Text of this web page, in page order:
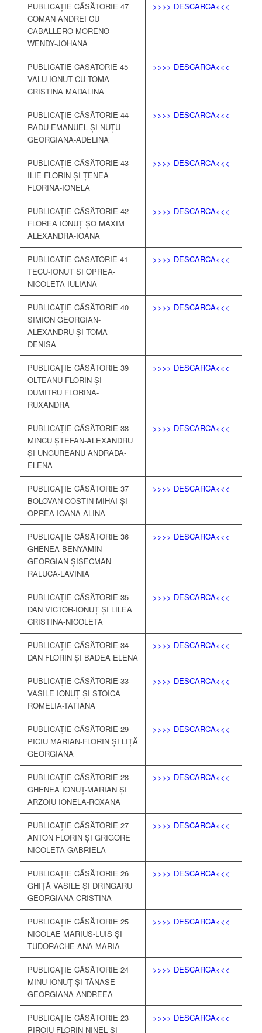
PUBLICAȚIE CĂSĂTORIE 47
COMAN ANDREI CU
CABALLERO-MORENO
WENDY-JOHANA
>>>> DESCARCA<<<
PUBLICATIE CASATORIE 45
VALU IONUT CU TOMA
CRISTINA MADALINA
>>>> DESCARCA<<<
PUBLICAȚIE CĂSĂTORIE 44
RADU EMANUEL ȘI NUȚU
GEORGIANA-ADELINA
>>>> DESCARCA<<<
PUBLICAȚIE CĂSĂTORIE 43
ILIE FLORIN ȘI ȚENEA
FLORINA-IONELA
>>>> DESCARCA<<<
PUBLICAȚIE CĂSĂTORIE 42
FLOREA IONUȚ ȘO MAXIM
ALEXANDRA-IOANA
>>>> DESCARCA<<<
PUBLICATIE-CASATORIE 41
TECU-IONUT SI OPREA-
NICOLETA-IULIANA
>>>> DESCARCA<<<
PUBLICAȚIE CĂSĂTORIE 40
SIMION GEORGIAN-
ALEXANDRU ȘI TOMA
DENISA
>>>> DESCARCA<<<
PUBLICAȚIE CĂSĂTORIE 39
OLTEANU FLORIN ȘI
DUMITRU FLORINA-
RUXANDRA
>>>> DESCARCA<<<
PUBLICAȚIE CĂSĂTORIE 38
MINCU ȘTEFAN-ALEXANDRU
ȘI UNGUREANU ANDRADA-
ELENA
>>>> DESCARCA<<<
PUBLICAȚIE CĂSĂTORIE 37
BOLOVAN COSTIN-MIHAI ȘI
OPREA IOANA-ALINA
>>>> DESCARCA<<<
PUBLICAȚIE CĂSĂTORIE 36
GHENEA BENYAMIN-
GEORGIAN ȘIȘECMAN
RALUCA-LAVINIA
>>>> DESCARCA<<<
PUBLICAȚIE CĂSĂTORIE 35
DAN VICTOR-IONUȚ ȘI LILEA
CRISTINA-NICOLETA
>>>> DESCARCA<<<
PUBLICAȚIE CĂSĂTORIE 34
DAN FLORIN ȘI BADEA ELENA
>>>> DESCARCA<<<
PUBLICAȚIE CĂSĂTORIE 33
VASILE IONUȚ ȘI STOICA
ROMELIA-TATIANA
>>>> DESCARCA<<<
PUBLICAȚIE CĂSĂTORIE 29
PICIU MARIAN-FLORIN ȘI LIȚĂ
GEORGIANA
>>>> DESCARCA<<<
PUBLICAȚIE CĂSĂTORIE 28
GHENEA IONUȚ-MARIAN ȘI
ARZOIU IONELA-ROXANA
>>>> DESCARCA<<<
PUBLICAȚIE CĂSĂTORIE 27
ANTON FLORIN ȘI GRIGORE
NICOLETA-GABRIELA
>>>> DESCARCA<<<
PUBLICAȚIE CĂSĂTORIE 26
GHIȚĂ VASILE ȘI DRÎNGARU
GEORGIANA-CRISTINA
>>>> DESCARCA<<<
PUBLICAȚIE CĂSĂTORIE 25
NICOLAE MARIUS-LUIS ȘI
TUDORACHE ANA-MARIA
>>>> DESCARCA<<<
PUBLICAȚIE CĂSĂTORIE 24
MINU IONUȚ ȘI TĂNASE
GEORGIANA-ANDREEA
>>>> DESCARCA<<<
PUBLICAȚIE CĂSĂTORIE 23
PIROIU FLORIN-NINEL ȘI
>>>> DESCARCA<<<